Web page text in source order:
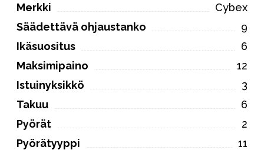
Merkki
Cybex
Säädettävä ohjaustanko
9
Ikäsuositus
6
Maksimipaino
12
Istuinyksikkö
3
Takuu
6
Pyörät
2
Pyörätyyppi
11